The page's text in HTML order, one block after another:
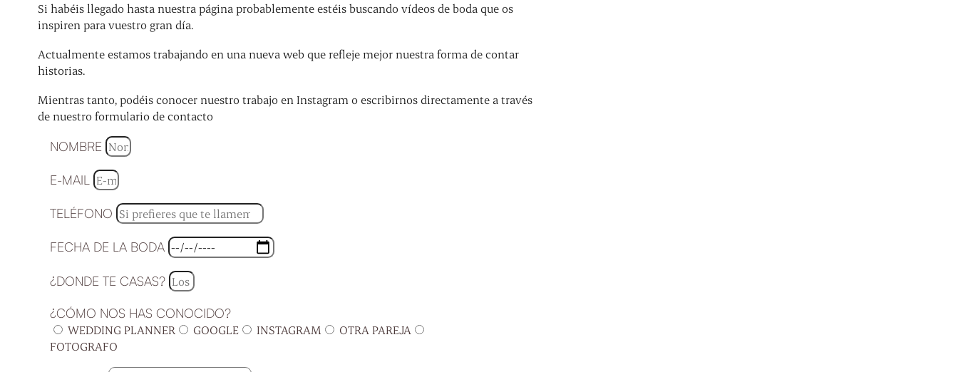
Si habéis llegado hasta nuestra página probablemente estéis buscando vídeos de boda que os
inspiren para vuestro gran día.
Actualmente estamos trabajando en una nueva web que refleje mejor nuestra forma de contar
historias.
Mientras tanto, podéis conocer nuestro trabajo en Instagram o escribirnos directamente a través
de nuestro formulario de contacto
NOMBRE
E-MAIL
TELÉFONO
FECHA DE LA BODA
¿DONDE TE CASAS?
¿CÓMO NOS HAS CONOCIDO?
WEDDING PLANNER GOOGLE INSTAGRAM
OTRA PAREJA
FOTOGRAFO